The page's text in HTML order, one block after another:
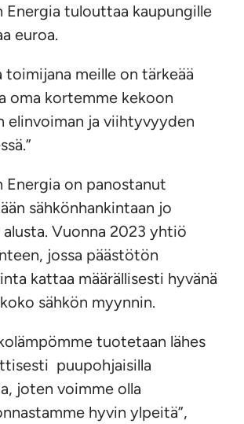
Energia tulouttaa kaupungille
euroa.
toimijana meille on tärkeää
oma kortemme kekoon
elinvoiman ja viihtyvyyden
Energia on panostanut
sähkönhankintaan jo
Vuonna 2023 yhtiö
jossa päästötön
kattaa määrällisesti hyvänä
sähkön myynnin.
tuotetaan lähes
puupohjaisilla
joten voimme olla
hyvin ylpeitä”,